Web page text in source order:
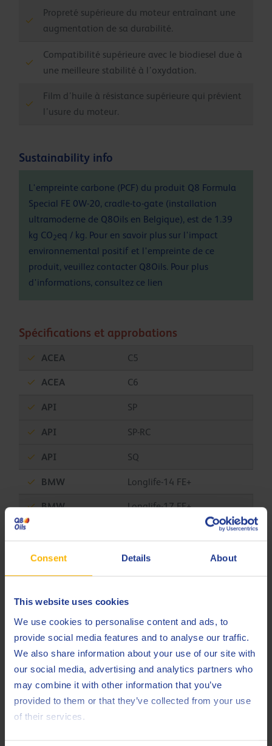
Consent Details About
This website uses cookies
We use cookies to personalise content and ads, to
provide social media features and to analyse our traffic.
We also share information about your use of our site with
our social media, advertising and analytics partners who
may combine it with other information that you’ve
provided to them or that they’ve collected from your use
of their services.
Propreté supérieure du moteur entraînant une
augmentation de sa durabilité.
Compatibilité supérieure avec le biodiesel due à
une meilleure stabilité à l’oxydation.
Film d’huile à résistance supérieure qui prévient
l’usure du moteur.
Sustainability info
L'empreinte carbone (PCF) du produit Q8 Formula
Special FE 0W-20, cradle-to-gate (installation
ultramoderne de Q8Oils en Belgique), est de 1.39
kg CO2eq / kg. Pour en savoir plus sur l'impact
environnemental positif et l'empreinte de ce
produit, veuillez contacter Q8Oils. Pour plus
d'informations, consultez ce lien
Spécifications et approbations
ACEA C5
ACEA C6
API SP
API SP-RC
API SQ
BMW Longlife-14 FE+
BMW Longlife-17 FE+
Fiat 9.55535-CR1
Fiat 9.55535-DSX
Ford M2C947-B1
Ford M2C948-B
Ford M2C952-A1